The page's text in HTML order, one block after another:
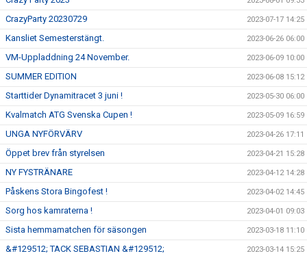
CrazyParty 20230729 2023-07-17 14:25
Kansliet Semesterstängt. 2023-06-26 06:00
VM-Uppladdning 24 November. 2023-06-09 10:00
SUMMER EDITION 2023-06-08 15:12
Starttider Dynamitracet 3 juni ! 2023-05-30 06:00
Kvalmatch ATG Svenska Cupen ! 2023-05-09 16:59
UNGA NYFÖRVÄRV 2023-04-26 17:11
Öppet brev från styrelsen 2023-04-21 15:28
NY FYSTRÄNARE 2023-04-12 14:28
Påskens Stora Bingofest ! 2023-04-02 14:45
Sorg hos kamraterna ! 2023-04-01 09:03
Sista hemmamatchen för säsongen 2023-03-18 11:10
&#129512; TACK SEBASTIAN &#129512; 2023-03-14 15:25